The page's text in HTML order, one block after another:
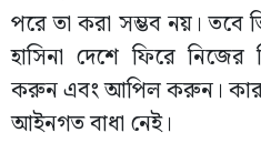
পরে তা করা সম্ভব নয়। তবে
হাসিনা দেশে ফিরে নিজের
করুন এবং আপিল করুন।
আইনগত বাধা নেই।